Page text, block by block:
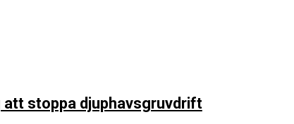
att stoppa djuphavsgruvdrift